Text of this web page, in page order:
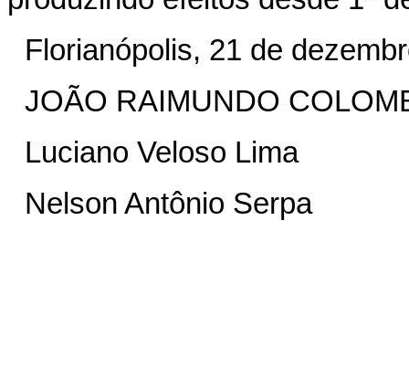
Florianópolis, 21 de
JOÃO RAIMUNDO
Luciano Veloso Lima
Nelson Antônio Serpa